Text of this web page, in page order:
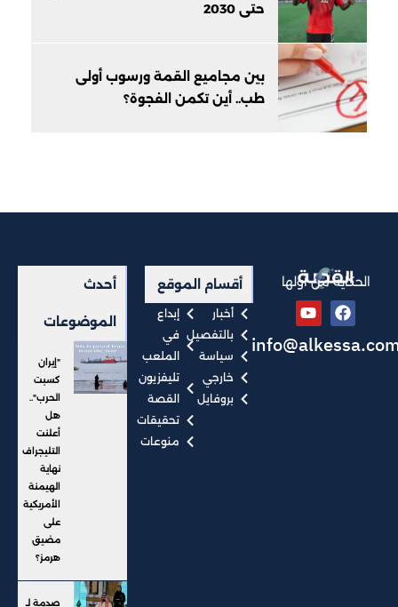
حتى 2030
بين مجاميع القمة ورسوب أولى
طب.. أين تكمن الفجوة؟
الحكاية من أولها أقسام الموقع
أخبار
بالتفصيل
سياسة
خارجي
بروفايل
إبداع
في
الملعب
تليفزيون
القصة
تحقيقات
منوعات
أحدث
الموضوعات
"إيران
كسبت
الحرب"..
هل
أعلنت
التليجراف
نهاية
الهيمنة
الأمريكية
على
مضيق
هرمز؟
صدمة لـ